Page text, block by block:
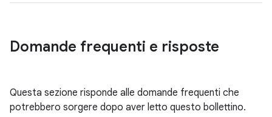
Domande frequenti e risposte
Questa sezione risponde alle domande frequenti che
potrebbero sorgere dopo aver letto questo bollettino.